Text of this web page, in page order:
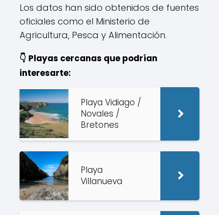
Los datos han sido obtenidos de fuentes
oficiales como el Ministerio de
Agricultura, Pesca y Alimentación.
👇 Playas cercanas que podrían
interesarte:
Playa Vidiago /
Novales /
Bretones
Playa
Villanueva